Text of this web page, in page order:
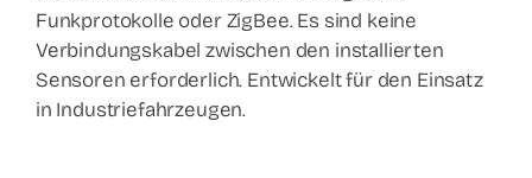
Funkprotokolle oder ZigBee. Es sind keine
Verbindungskabel zwischen den installierten
Sensoren erforderlich. Entwickelt für den Einsatz
in Industriefahrzeugen.